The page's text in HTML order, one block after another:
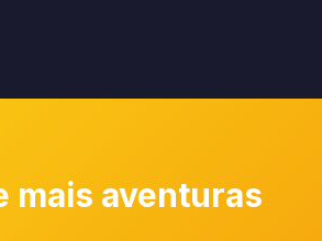
mais aventuras